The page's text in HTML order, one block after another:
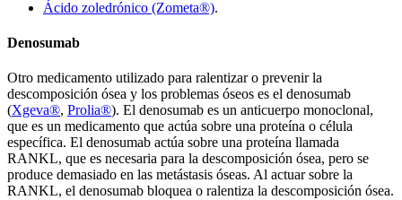
Ácido zoledrónico (Zometa®).
Denosumab
Otro medicamento utilizado para ralentizar o prevenir la
descomposición ósea y los problemas óseos es el denosumab
(Xgeva®, Prolia®). El denosumab es un anticuerpo monoclonal,
que es un medicamento que actúa sobre una proteína o célula
específica. El denosumab actúa sobre una proteína llamada
RANKL, que es necesaria para la descomposición ósea, pero se
produce demasiado en las metástasis óseas. Al actuar sobre la
RANKL, el denosumab bloquea o ralentiza la descomposición ósea.